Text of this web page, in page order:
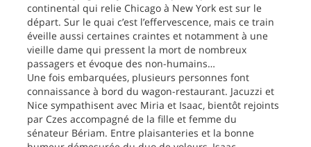
continental qui relie Chicago à New York est sur le
départ. Sur le quai c’est l’effervescence, mais ce train
éveille aussi certaines craintes et notamment à une
vieille dame qui pressent la mort de nombreux
passagers et évoque des non-humains…
Une fois embarquées, plusieurs personnes font
connaissance à bord du wagon-restaurant. Jacuzzi et
Nice sympathisent avec Miria et Isaac, bientôt rejoints
par Czes accompagné de la fille et femme du
sénateur Bériam. Entre plaisanteries et la bonne